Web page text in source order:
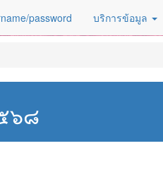
password บริการข้อมูล
๖๘